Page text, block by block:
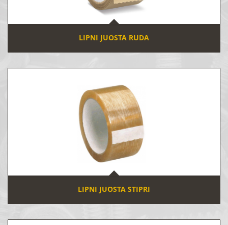
LIPNI JUOSTA RUDA
LIPNI JUOSTA STIPRI